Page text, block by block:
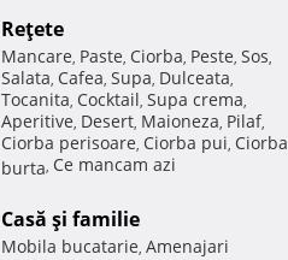
Reţete
Mancare, Paste, Ciorba, Peste, Sos,
Salata, Cafea, Supa, Dulceata,
Tocanita, Cocktail, Supa crema,
Aperitive, Desert, Maioneza, Pilaf,
Ciorba perisoare, Ciorba pui, Ciorba
burta, Ce mancam azi
Casă şi familie
Mobila bucatarie, Amenajari